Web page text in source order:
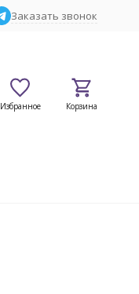
Заказать звонок
Избранное Корзина